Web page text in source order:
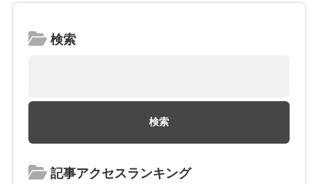
検索
記事アクセスランキング